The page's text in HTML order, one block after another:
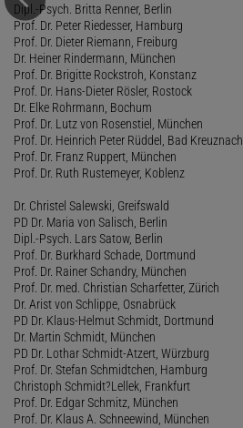
Dipl.-Psych. Britta Renner, Berlin
Prof. Dr. Peter Riedesser, Hamburg
Prof. Dr. Dieter Riemann, Freiburg
Dr. Heiner Rindermann, München
Prof. Dr. Brigitte Rockstroh, Konstanz
Prof. Dr. Hans-Dieter Rösler, Rostock
Dr. Elke Rohrmann, Bochum
Prof. Dr. Lutz von Rosenstiel, München
Prof. Dr. Heinrich Peter Rüddel, Bad Kreuznach
Prof. Dr. Franz Ruppert, München
Prof. Dr. Ruth Rustemeyer, Koblenz
Dr. Christel Salewski, Greifswald
PD Dr. Maria von Salisch, Berlin
Dipl.-Psych. Lars Satow, Berlin
Prof. Dr. Burkhard Schade, Dortmund
Prof. Dr. Rainer Schandry, München
Prof. Dr. med. Christian Scharfetter, Zürich
Dr. Arist von Schlippe, Osnabrück
PD Dr. Klaus-Helmut Schmidt, Dortmund
Dr. Martin Schmidt, München
PD Dr. Lothar Schmidt-Atzert, Würzburg
Prof. Dr. Stefan Schmidtchen, Hamburg
Christoph Schmidt?Lellek, Frankfurt
Prof. Dr. Edgar Schmitz, München
Prof. Dr. Klaus A. Schneewind, München